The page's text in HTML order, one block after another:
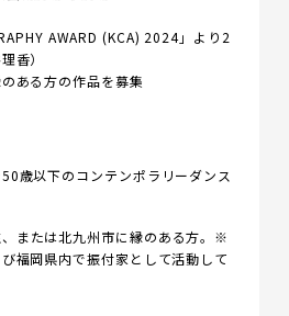
AWARD (KCA) 2024」より2
香）
ある方の作品を募集
50歳以下のコンテンポラリーダンス
、または北九州市に縁のある方。※
福岡県内で振付家として活動して